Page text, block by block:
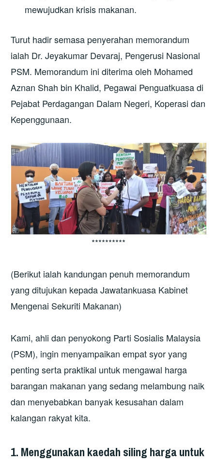
mewujudkan krisis makanan.
Turut hadir semasa penyerahan memorandum
ialah Dr. Jeyakumar Devaraj, Pengerusi Nasional
PSM. Memorandum ini diterima oleh Mohamed
Aznan Shah bin Khalid, Pegawai Penguatkuasa di
Pejabat Perdagangan Dalam Negeri, Koperasi dan
Kepenggunaan.
**********
(Berikut ialah kandungan penuh memorandum
yang ditujukan kepada Jawatankuasa Kabinet
Mengenai Sekuriti Makanan)
Kami, ahli dan penyokong Parti Sosialis Malaysia
(PSM), ingin menyampaikan empat syor yang
penting serta praktikal untuk mengawal harga
barangan makanan yang sedang melambung naik
dan menyebabkan banyak kesusahan dalam
kalangan rakyat kita.
1. Menggunakan kaedah siling harga untuk